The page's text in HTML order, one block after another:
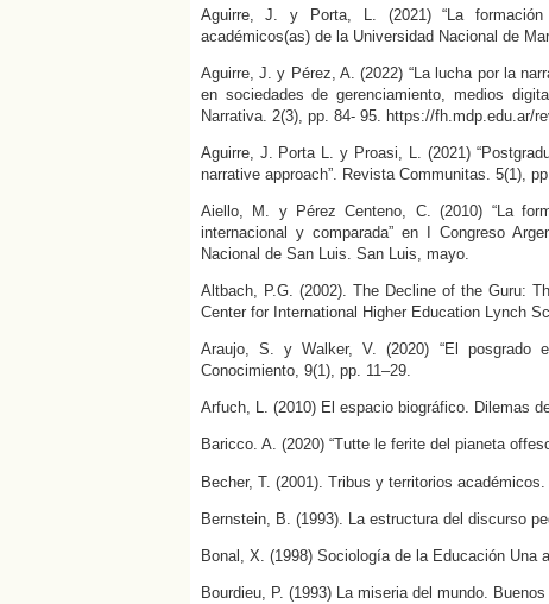
Aguirre, J. y Porta, L. (2021) “La formación
académicos(as) de la Universidad Nacional de
Aguirre, J. y Pérez, A. (2022) “La lucha por la
en sociedades de gerenciamiento, medios
Narrativa. 2(3), pp. 84- 95. https://fh.mdp.edu.ar/
Aguirre, J. Porta L. y Proasi, L. (2021)
narrative approach”. Revista Communitas. 5(1),
Aiello, M. y Pérez Centeno, C. (2010) “La
internacional y comparada” en I Congreso
Nacional de San Luis. San Luis, mayo.
Altbach, P.G. (2002). The Decline of the Guru:
Center for International Higher Education Lynch
Araujo, S. y Walker, V. (2020) “El posgrado
Conocimiento, 9(1), pp. 11–29.
Arfuch, L. (2010) El espacio biográfico. Dilemas
Baricco. A. (2020) “Tutte le ferite del pianeta
Becher, T. (2001). Tribus y territorios
Bernstein, B. (1993). La estructura del discurso
Bonal, X. (1998) Sociología de la Educación Una
Bourdieu, P. (1993) La miseria del mundo.